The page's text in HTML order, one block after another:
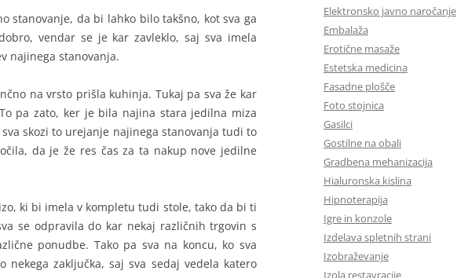
stanovanje, da bi lahko bilo takšno, kot sva ga
vendar se je kar zavleklo, saj sva imela
najinega stanovanja.
na vrsto prišla kuhinja. Tukaj pa sva že kar
pa zato, ker je bila najina stara jedilna miza
skozi to urejanje najinega stanovanja tudi to
da je že res čas za ta nakup nove jedilne
ki bi imela v kompletu tudi stole, tako da bi ti
se odpravila do kar nekaj različnih trgovin s
ponudbe. Tako pa sva na koncu, ko sva
zaključka, saj sva sedaj vedela katero
Elektronsko javno naročanje
Embalaža
Erotične masaže
Estetska medicina
Fasadne plošče
Foto stojnica
Gasilci
Gostilne na obali
Gradbena mehanizacija
Hialuronska kislina
Hipnoterapija
Igre in konzole
Izdelava spletnih strani
Izobraževanje
Izola restavracije